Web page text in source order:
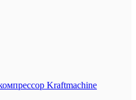
Kraftmaсhine